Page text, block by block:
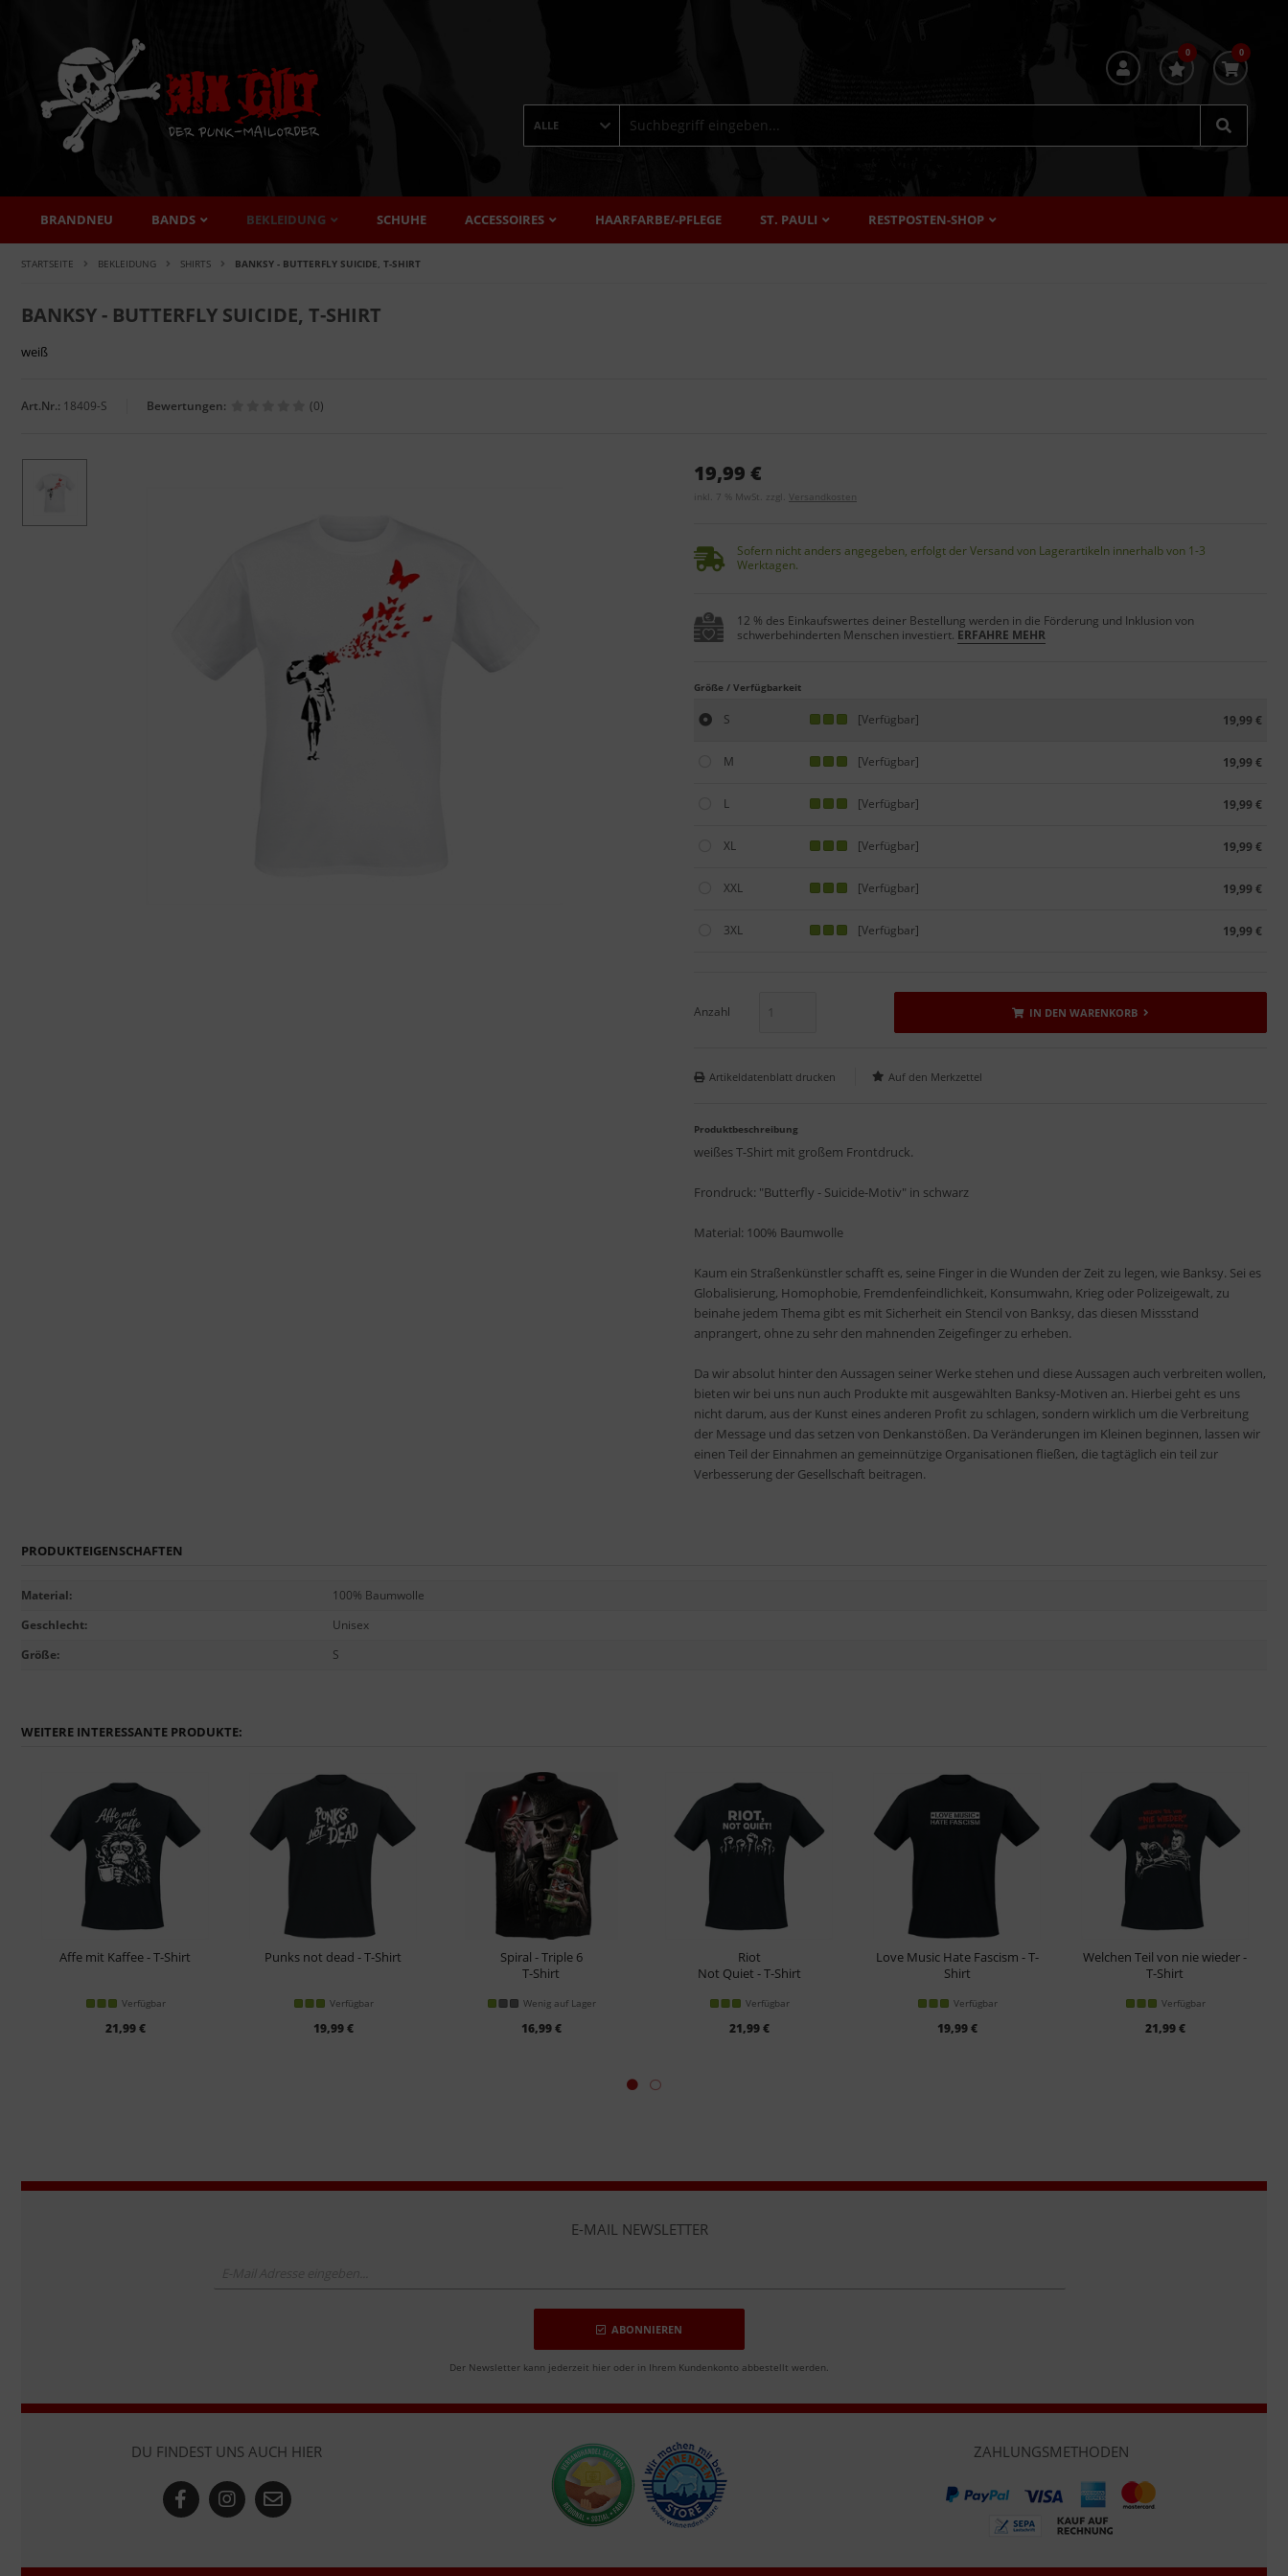
0 0
ALLE
BRANDNEU BANDS BEKLEIDUNG SCHUHE ACCESSOIRES HAARFARBE/-PFLEGE ST. PAULI RESTPOSTEN-SHOP
STARTSEITE BEKLEIDUNG SHIRTS BANKSY - BUTTERFLY SUICIDE, T-SHIRT
BANKSY - BUTTERFLY SUICIDE, T-SHIRT
weiß
Art.Nr.: 18409-S Bewertungen: (0)
19,99 €
inkl. 7 % MwSt. zzgl. Versandkosten
Sofern nicht anders angegeben, erfolgt der Versand von Lagerartikeln innerhalb von 1-3
Werktagen.
12 % des Einkaufswertes deiner Bestellung werden in die Förderung und Inklusion von
schwerbehinderten Menschen investiert. ERFAHRE MEHR
Größe / Verfügbarkeit
S [Verfügbar] 19,99 €
M [Verfügbar] 19,99 €
L [Verfügbar] 19,99 €
XL [Verfügbar] 19,99 €
XXL [Verfügbar] 19,99 €
3XL [Verfügbar] 19,99 €
Anzahl IN DEN WARENKORB
Artikeldatenblatt drucken
Produktbeschreibung
weißes T-Shirt mit großem Frontdruck.
Frondruck: "Butterfly - Suicide-Motiv" in schwarz
Material: 100% Baumwolle
Kaum ein Straßenkünstler schafft es, seine Finger in die Wunden der Zeit zu legen, wie Banksy. Sei es
Globalisierung, Homophobie, Fremdenfeindlichkeit, Konsumwahn, Krieg oder Polizeigewalt, zu
beinahe jedem Thema gibt es mit Sicherheit ein Stencil von Banksy, das diesen Missstand
anprangert, ohne zu sehr den mahnenden Zeigefinger zu erheben.
Da wir absolut hinter den Aussagen seiner Werke stehen und diese Aussagen auch verbreiten wollen,
bieten wir bei uns nun auch Produkte mit ausgewählten Banksy-Motiven an. Hierbei geht es uns
nicht darum, aus der Kunst eines anderen Profit zu schlagen, sondern wirklich um die Verbreitung
der Message und das setzen von Denkanstößen. Da Veränderungen im Kleinen beginnen, lassen wir
einen Teil der Einnahmen an gemeinnützige Organisationen fließen, die tagtäglich ein teil zur
Verbesserung der Gesellschaft beitragen.
PRODUKTEIGENSCHAFTEN
Material:
100% Baumwolle
Geschlecht:
Unisex
Größe: S
WEITERE INTERESSANTE PRODUKTE:
Affe mit Kaffee - T-Shirt
Verfügbar
21,99 €
Punks not dead - T-Shirt
Verfügbar
19,99 €
Spiral - Triple 6
T-Shirt
Wenig auf Lager
16,99 €
Riot
Not Quiet - T-Shirt
Verfügbar
21,99 €
Love Music Hate Fascism - T-
Shirt
Verfügbar
19,99 €
Welchen Teil von nie wieder -
T-Shirt
Verfügbar
21,99 €
E-MAIL NEWSLETTER
ABONNIEREN
Der Newsletter kann jederzeit hier oder in Ihrem Kundenkonto abbestellt werden.
DU FINDEST UNS AUCH HIER ZAHLUNGSMETHODEN